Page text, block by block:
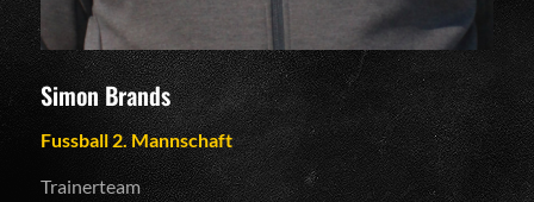
Simon Brands
Fussball 2. Mannschaft
Trainerteam